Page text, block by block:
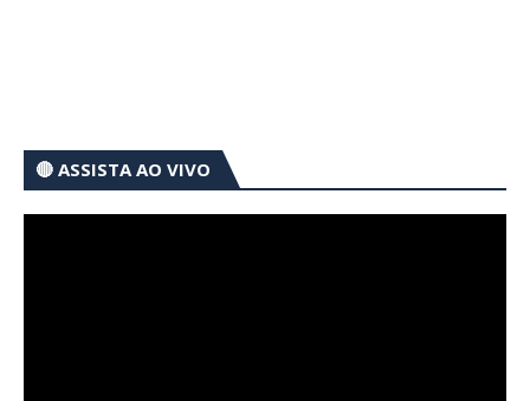
🔴 ASSISTA AO VIVO